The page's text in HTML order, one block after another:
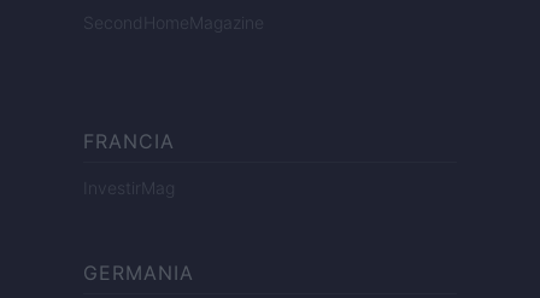
SecondHomeMagazine
FRANCIA
InvestirMag
GERMANIA